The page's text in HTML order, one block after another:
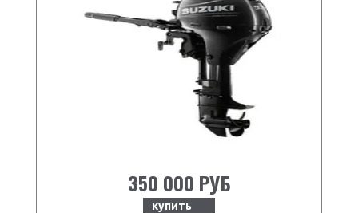
350 000 РУБ
купить